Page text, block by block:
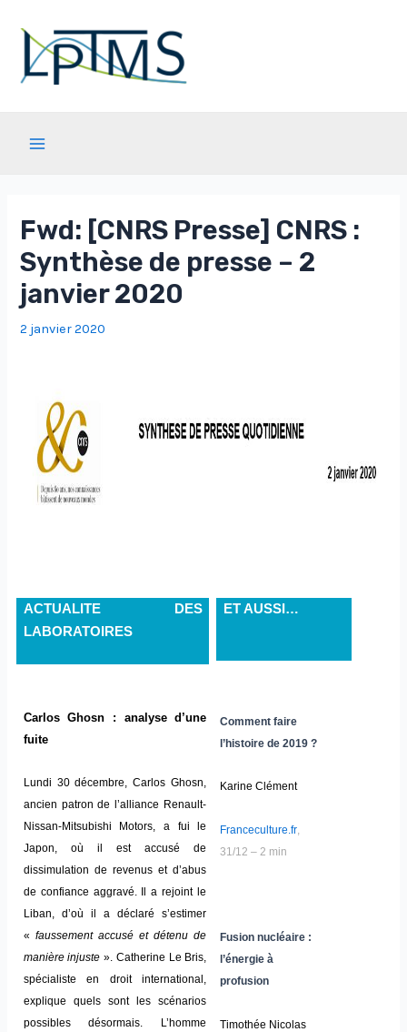
contenu
Fwd: [CNRS Presse] CNRS :
Synthèse de presse – 2
janvier 2020
2 janvier 2020
ACTUALITE DES
LABORATOIRES
ET AUSSI…
Carlos Ghosn : analyse d’une
fuite
Lundi 30 décembre, Carlos Ghosn,
ancien patron de l’alliance Renault-
Nissan-Mitsubishi Motors, a fui le
Japon, où il est accusé de
dissimulation de revenus et d’abus
de confiance aggravé. Il a rejoint le
Liban, d’où il a déclaré s’estimer
« faussement accusé et détenu de
manière injuste ». Catherine Le Bris,
spécialiste en droit international,
explique quels sont les scénarios
possibles désormais. L’homme
Comment faire
l’histoire de 2019 ?
Karine Clément
Franceculture.fr,
31/12 – 2 min
Fusion nucléaire :
l’énergie à
profusion
Timothée Nicolas